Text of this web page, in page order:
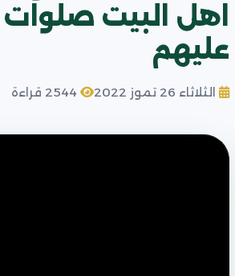
اهل البيت صلوات
عليهم
الثلاثاء 26 تموز 2022